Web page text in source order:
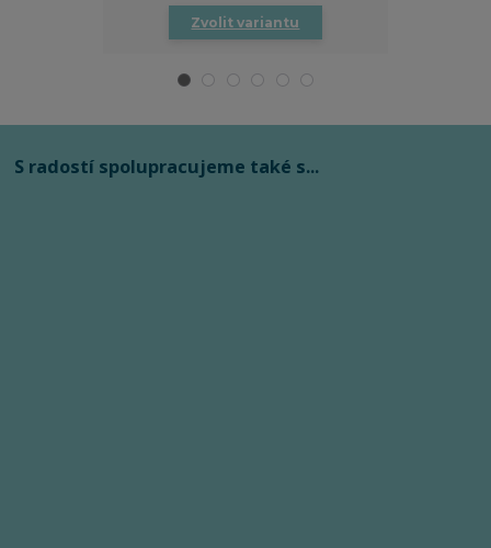
Zvolit variantu
S radostí spolupracujeme také s...